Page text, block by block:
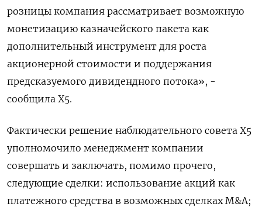
розницы компания рассматривает возможную
монетизацию казначейского пакета как
дополнительный инструмент для роста
акционерной стоимости и поддержания
предсказуемого дивидендного потока», -
сообщила X5.
Фактически решение наблюдательного совета Х5
уполномочило менеджмент компании
совершать и заключать, помимо прочего,
следующие сделки: использование акций как
платежного средства в возможных сделках M&A;